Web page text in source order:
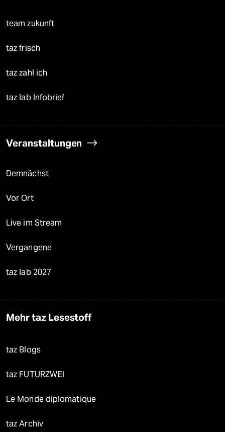
team zukunft
taz frisch
taz zahl ich
taz lab Infobrief
Veranstaltungen
Demnächst
Vor Ort
Live im Stream
Vergangene
taz lab 2027
Mehr taz Lesestoff
taz Blogs
taz FUTURZWEI
Le Monde diplomatique
taz Archiv